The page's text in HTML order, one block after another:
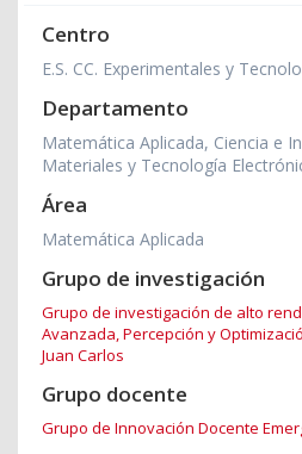
Centro
E.S. CC. Experimentales y
Departamento
Matemática Aplicada, Ciencia e
Materiales y Tecnología
Área
Matemática Aplicada
Grupo de investigación
Grupo de investigación de alto
Avanzada, Percepción y
Juan Carlos
Grupo docente
Grupo de Innovación Docente